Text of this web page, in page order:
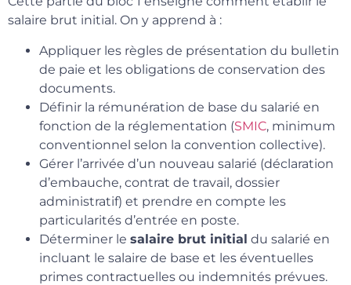
salaire brut initial. On y apprend à :
Appliquer les règles de présentation du bulletin
de paie et les obligations de conservation des
documents.
Définir la rémunération de base du salarié en
fonction de la réglementation (SMIC, minimum
conventionnel selon la convention collective).
Gérer l’arrivée d’un nouveau salarié (déclaration
d’embauche, contrat de travail, dossier
administratif) et prendre en compte les
particularités d’entrée en poste.
Déterminer le salaire brut initial du salarié en
incluant le salaire de base et les éventuelles
primes contractuelles ou indemnités prévues.